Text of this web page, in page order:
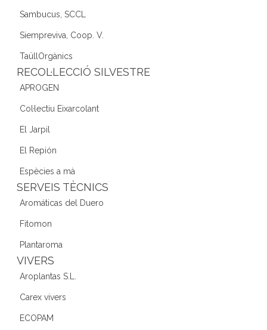
Sambucus, SCCL
Siempreviva, Coop. V.
TaüllOrgànics
RECOL·LECCIÓ SILVESTRE
APROGEN
Col·lectiu Eixarcolant
El Jarpil
El Repión
Espècies a mà
SERVEIS TÈCNICS
Aromáticas del Duero
Fitomon
Plantaroma
VIVERS
Aroplantas S.L.
Carex vivers
ECOPAM